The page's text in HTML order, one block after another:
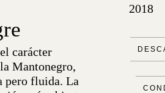
carácter
Mantonegro,
pero fluida. La